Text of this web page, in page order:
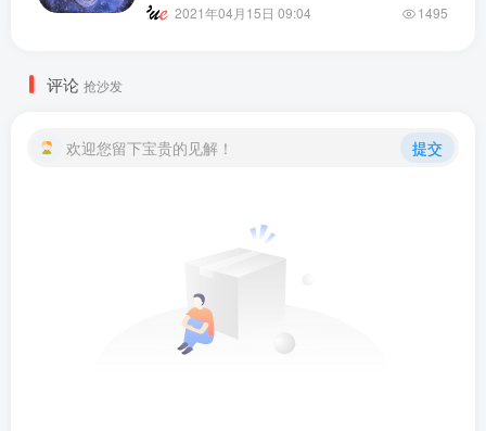
2021年04月15日 09:04 1495
评论 抢沙发
欢迎您留下宝贵的见解！ 提交